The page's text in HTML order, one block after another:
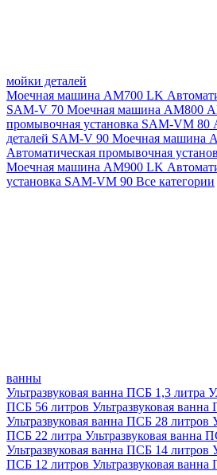
мойки деталей
Моечная машина AM700 LK
SAM-V 70 Моечная машина АМ800
промывочная установка SAM-VM 80
деталей SAM-V 90 Моечная машина
Автоматическая промывочная
Моечная машина AM900 LK
установка SAM-VM 90 Все категории
ванны
Ультразвуковая ванна ПСБ 1,3 литра
ПСБ 56 литров Ультразвуковая
Ультразвуковая ванна ПСБ 28 литров
ПСБ 22 литра Ультразвуковая ванна
Ультразвуковая ванна ПСБ 14 литров
ПСБ 12 литров Ультразвуковая